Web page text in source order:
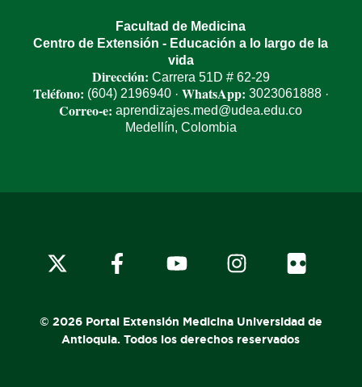
Facultad de Medicina
Centro de Extensión - Educación a lo largo de la
vida
Dirección: Carrera 51D # 62-29
Teléfono: (604) 2196940· WhatsApp: 3023061888·
Correo-e: aprendizajes.med@udea.edu.co
Medellín, Colombia
© 2026 Portal Extensión Medicina Universidad de
Antioquia. Todos los derechos reservados